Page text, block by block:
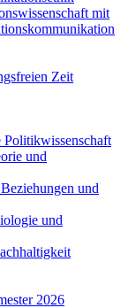
mit
Zeit
und
und
und
2026